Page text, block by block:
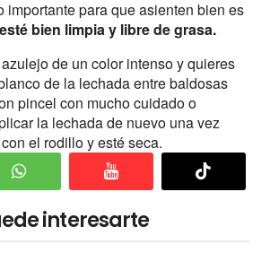
importante para que asienten bien es
bien limpia y libre de grasa.
de un color intenso y quieres
de la lechada entre baldosas
pincel con mucho cuidado o
la lechada de nuevo una vez
el rodillo y esté seca.
interesarte